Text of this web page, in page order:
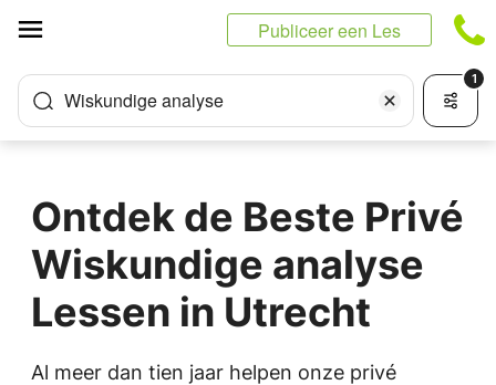
Publiceer een Les
Wiskundige analyse
1
Ontdek de Beste Privé
Wiskundige analyse
Lessen in Utrecht
Al meer dan tien jaar helpen onze privé